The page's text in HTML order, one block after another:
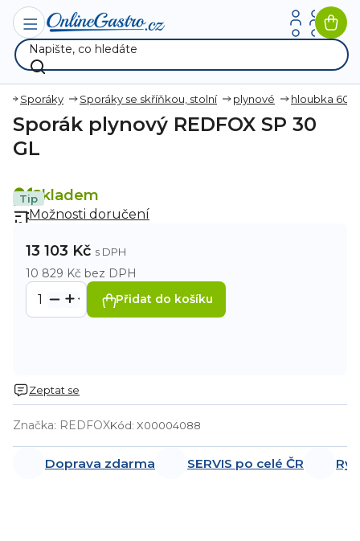
Přejít
obsah
Sporáky Sporáky se skříňkou, stolní plynové hloubka
Sporák plynový REDFOX SP 30
GL
Tip
Značka: REDFOXKód: X00004088
Skladem
Možnosti doručení
13 103 Kč
10 829 Kč bez DPH
Přidat do košíku
Zeptat se
Doprava zdarma SERVIS po celé ČR